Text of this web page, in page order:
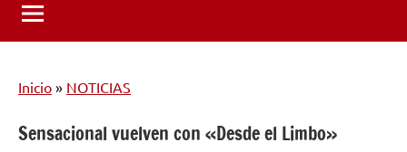
Inicio » NOTICIAS
Sensacional vuelven con «Desde el Limbo»